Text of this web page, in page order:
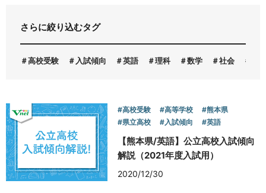
さらに絞り込むタグ
高校受験 入試傾向 英語 理科 数学 社会
#高校受験 #高等学校
#熊本県
#県立高校
#入試傾向 #英語
【熊本県/英語】公立高校入試傾向
解説（2021年度入試用）
2020/12/30